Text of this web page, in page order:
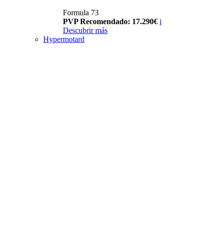
Formula 73
PVP Recomendado: 17.290€ i
Descubrir más
Hypermotard